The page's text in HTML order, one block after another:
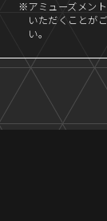
※アミューズメン
いただくことが
い。